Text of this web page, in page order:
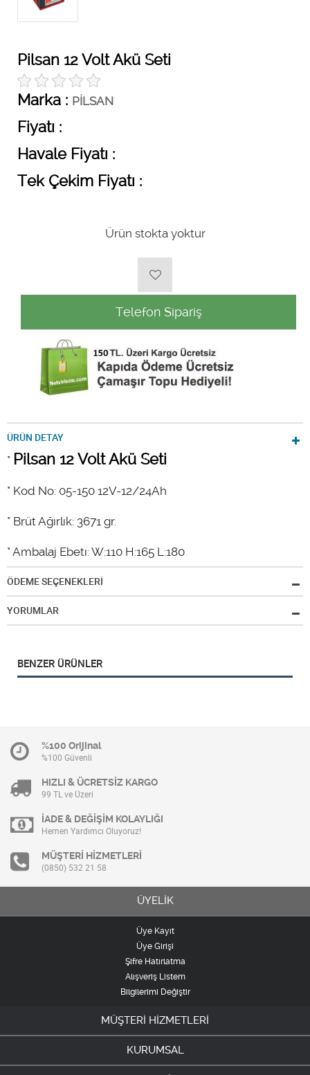
Pilsan 12 Volt Akü Seti
Marka : PİLSAN
Fiyatı :
Havale Fiyatı :
Tek Çekim Fiyatı :
Ürün stokta yoktur
Telefon Sipariş
ÜRÜN DETAY
* Pilsan 12 Volt Akü Seti
* Kod No: 05-150 12V-12/24Ah
* Brüt Ağırlık: 3671 gr.
* Ambalaj Ebetı: W:110 H:165 L:180
ÖDEME SEÇENEKLERİ
YORUMLAR
BENZER ÜRÜNLER
%100 Orijinal
%100 Güvenli
HIZLI & ÜCRETSİZ KARGO
99 TL ve Üzeri
İADE & DEĞİŞİM KOLAYLIĞI
Hemen Yardımcı Oluyoruz!
MÜŞTERİ HİZMETLERİ
(0850) 532 21 58
ÜYELİK
Üye Kayıt
Üye Girişi
Şifre Hatırlatma
Alışveriş Listem
Bilgilerimi Değiştir
MÜŞTERİ HİZMETLERİ
KURUMSAL